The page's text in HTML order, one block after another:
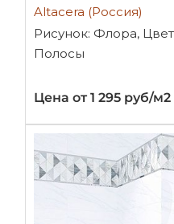
Altacera (Россия)
Рисунок: Флора,
Полосы
Цена от 1 295 руб/м2